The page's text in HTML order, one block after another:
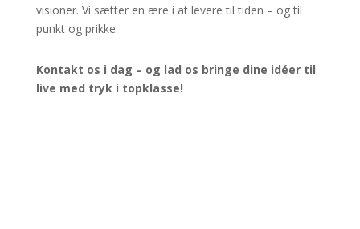
visioner. Vi sætter en ære i at levere til tiden – og til
punkt og prikke.
Kontakt os i dag – og lad os bringe dine idéer til
live med tryk i topklasse!